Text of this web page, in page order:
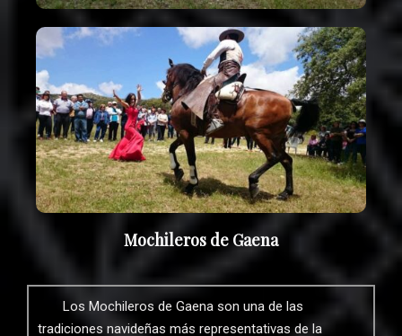
Mochileros de Gaena
Los Mochileros de Gaena son una de las
tradiciones navideñas más representativas de la